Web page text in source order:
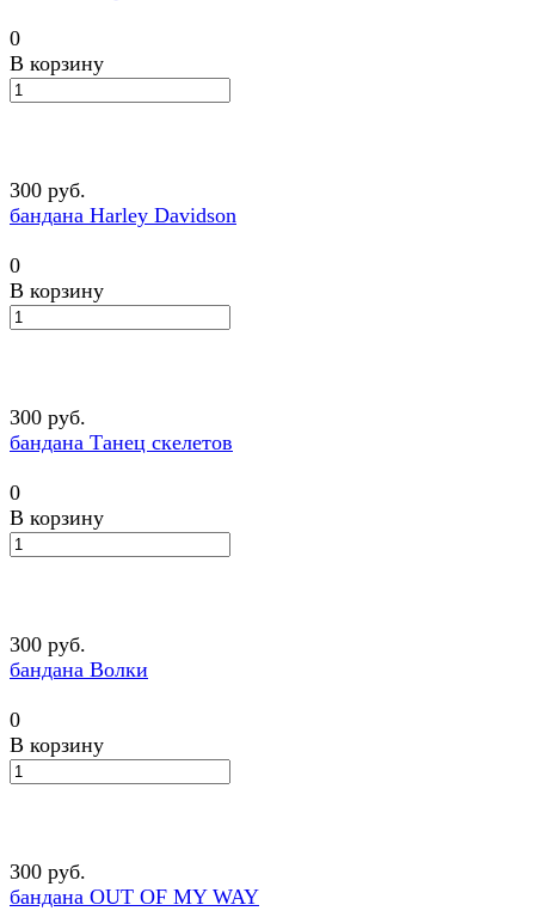
0
В корзину
300 руб.
бандана Harley Davidson
0
В корзину
300 руб.
бандана Танец скелетов
0
В корзину
300 руб.
бандана Волки
0
В корзину
300 руб.
бандана OUT OF MY WAY